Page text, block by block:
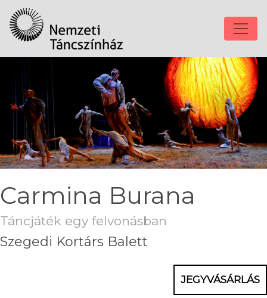
Carmina Burana
Táncjáték egy felvonásban
Szegedi Kortárs Balett
JEGYVÁSÁRLÁS